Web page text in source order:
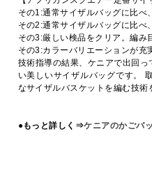
その1:通常サイザルバッグに比べ
その2:通常サイザルバッグに比べ
その3:厳しい検品をクリア。編み
その3:カラーバリエーションが充
技術指導の結果、ケニアで出回
い美しいサイザルバッグです。
なサイザルバスケットを編む技術
●もっと詳しく⇒ケニアのかごバ